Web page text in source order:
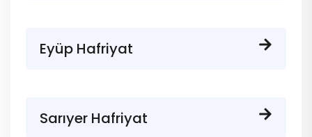
Eyüp Hafriyat
Sarıyer Hafriyat